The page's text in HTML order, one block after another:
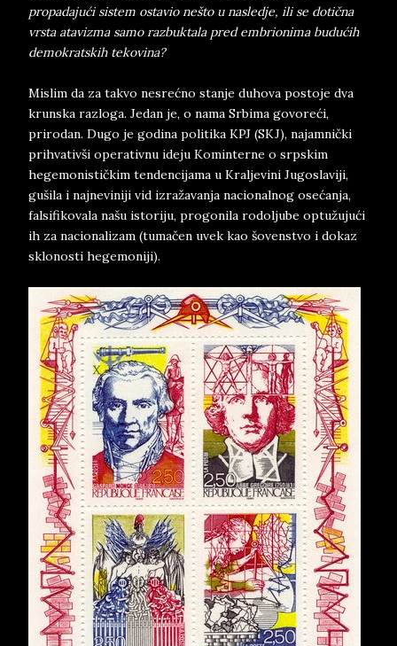
propadajući sistem ostavio nešto u nasledje, ili se dotična
vrsta atavizma samo razbuktala pred embrionima budućih
demokratskih tekovina?
Mislim da za takvo nesrećno stanje duhova postoje dva
krunska razloga. Jedan je, o nama Srbima govoreći,
prirodan. Dugo je godina politika KPJ (SKJ), najamnički
prihvativši operativnu ideju Kominterne o srpskim
hegemonističkim tendencijama u Kraljevini Jugoslaviji,
gušila i najneviniji vid izražavanja nacionalnog osećanja,
falsifikovala našu istoriju, progonila rodoljube optužujući
ih za nacionalizam (tumačen uvek kao šovenstvo i dokaz
sklonosti hegemoniji).